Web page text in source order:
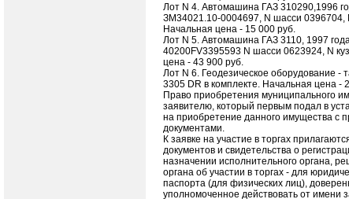
Лот N 4. Автомашина ГАЗ 310290,1996
ЗМ34021.10-0004697, N шасси 0396704,
Начальная цена - 15 000 руб.
Лот N 5. Автомашина ГАЗ 3110, 1997
40200FV3395593 N шасси 0623924, N
цена - 43 900 руб.
Лот N 6. Геодезическое оборудование -
3305 DR в комплекте. Начальная цена -
Право приобретения муниципального
заявителю, который первым подал в
на приобретение данного имущества с
документами.
К заявке на участие в торгах
документов и свидетельства о
назначении исполнительного органа,
органа об участии в торгах - для
паспорта (для физических лиц),
уполномоченное действовать от имени